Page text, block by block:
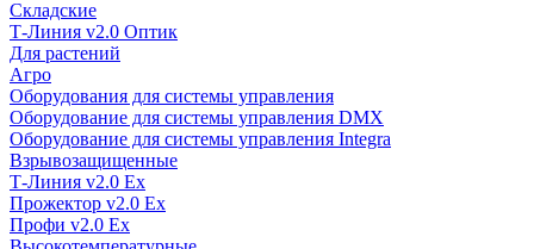
Складские
Т-Линия v2.0 Оптик
Для растений
Агро
Оборудования для системы управления
Оборудование для системы управления DMX
Оборудование для системы управления Integra
Взрывозащищенные
Т-Линия v2.0 Ex
Прожектор v2.0 Ex
Профи v2.0 Ex